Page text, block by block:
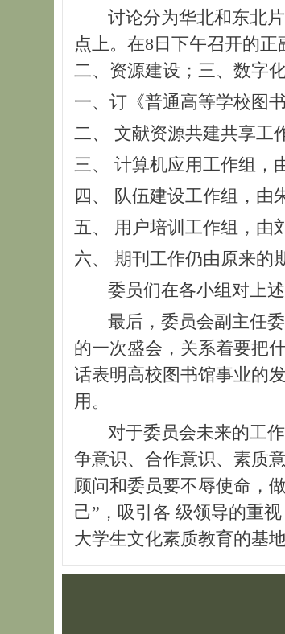
讨论分为华北和东北片
点上。在8日下午召开的
二、资源建设；三、数字
一、订《普通高等学校图
二、 文献资源共建共享工
三、 计算机应用工作组，
四、 队伍建设工作组，由
五、 用户培训工作组，由
六、 期刊工作仍由原来的
委员们在各小组对上述
最后，委员会副主任委
的一次盛会，关系着要把
话表明高校图书馆事业的
用。
对于委员会未来的工作
争意识、合作意识、素质
顾问和委员要不辱使命，
己”，吸引各 级领导的重
大学生文化素质教育的基